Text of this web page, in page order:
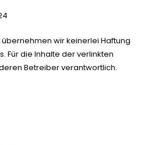
wir keinerlei Haftung
Für die Inhalte der verlinkten
Betreiber verantwortlich.